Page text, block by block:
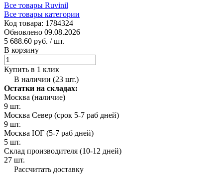
Все товары Ruvinil
Все товары категории
Код товара: 1784324
Обновлено 09.08.2026
5 688.60 руб. / шт.
В корзину
Купить в 1 клик
В наличии (23 шт.)
Остатки на складах:
Москва (наличие)
9 шт.
Москва Север (срок 5-7 раб дней)
9 шт.
Москва ЮГ (5-7 раб дней)
5 шт.
Склад производителя (10-12 дней)
27 шт.
Рассчитать доставку